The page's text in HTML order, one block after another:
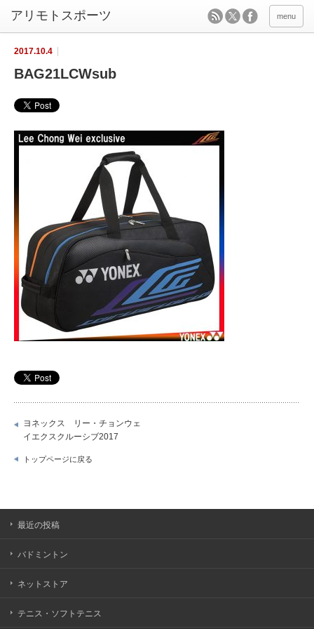
menu
2017.10.4
BAG21LCWsub
ヨネックス リー・チョンウェ
イエクスクルーシブ2017
トップページに戻る
最近の投稿
バドミントン
ネットストア
テニス・ソフトテニス